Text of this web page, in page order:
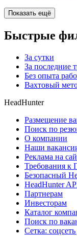
Показать ещё
Быстрые
За сутки
За последние
Без опыта
Вахтовый
HeadHunter
Размещение
Поиск по
О компании
Наши
Реклама на
Требования к
Безопасный
HeadHunter
Партнерам
Инвесторам
Каталог
Поиск по
Сетка: